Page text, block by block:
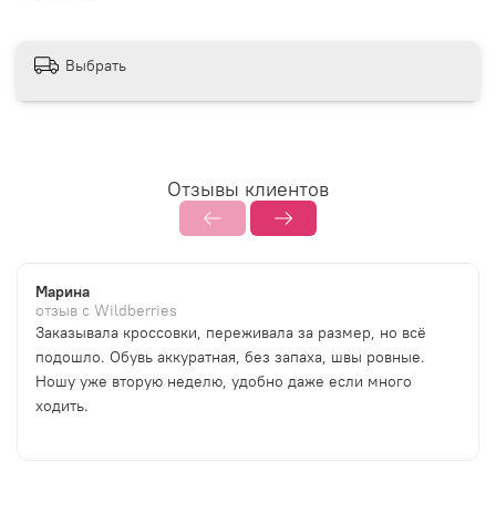
Выбрать
Отзывы клиентов
Марина
отзыв с Wildberries
Заказывала кроссовки, переживала за размер, но всё
подошло. Обувь аккуратная, без запаха, швы ровные.
Ношу уже вторую неделю, удобно даже если много
ходить.